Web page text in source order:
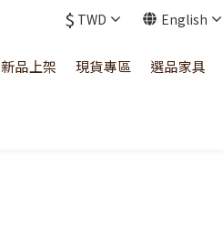
$ TWD English
新品上架 現貨專區
選品家具